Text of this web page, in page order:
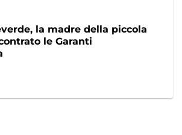
la madre della piccola
le Garanti